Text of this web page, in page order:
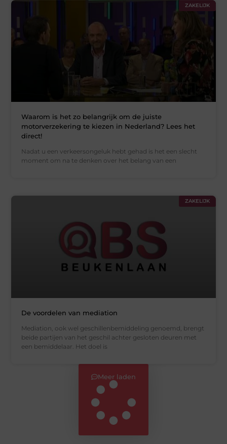
ZAKELIJK
Waarom is het zo belangrijk om de juiste
motorverzekering te kiezen in Nederland? Lees het
direct!
Nadat u een verkeersongeluk hebt gehad is het een slecht
moment om na te denken over het belang van een
ZAKELIJK
De voordelen van mediation
Mediation, ook wel geschillenbemiddeling genoemd, brengt
beide partijen van het geschil achter gesloten deuren met
een bemiddelaar. Het doel is
Meer laden